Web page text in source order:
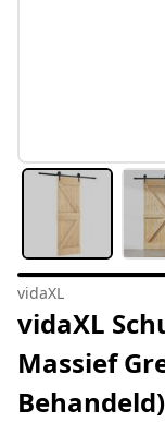
vidaXL
vidaXL
Massief
Behandeld)